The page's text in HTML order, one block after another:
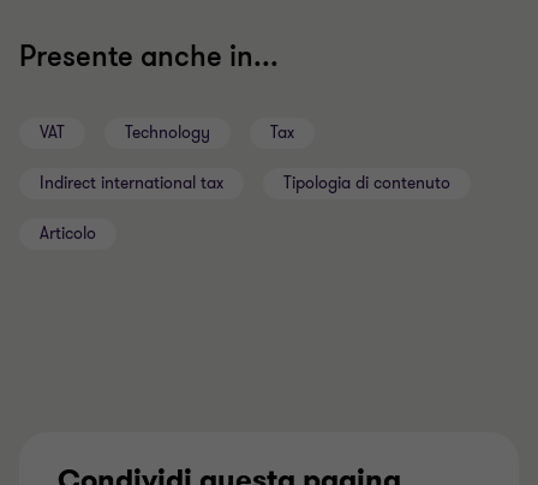
Presente anche in...
VAT Technology Tax
Indirect international tax Tipologia di contenuto
Articolo